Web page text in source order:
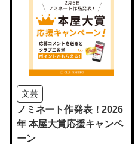
文芸
ノミネート作発表！2026
年 本屋大賞応援キャンペ
ーン